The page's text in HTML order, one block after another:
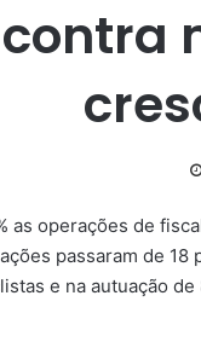
as operações de
passaram de
e na autuação